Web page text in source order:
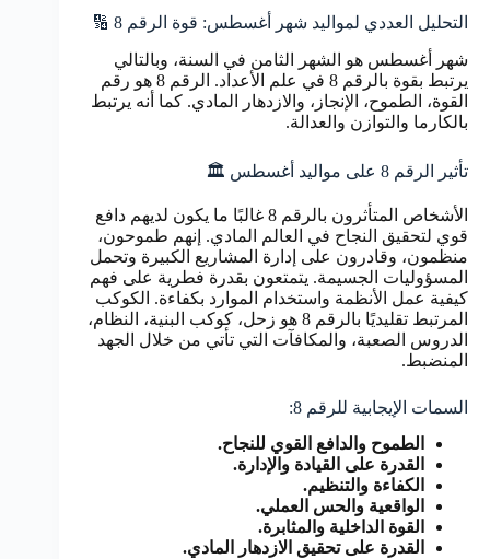
التحليل العددي لمواليد شهر أغسطس: قوة الرقم 8 🔢
شهر أغسطس هو الشهر الثامن في السنة، وبالتالي
يرتبط بقوة بالرقم 8 في علم الأعداد. الرقم 8 هو رقم
القوة، الطموح، الإنجاز، والازدهار المادي. كما أنه يرتبط
بالكارما والتوازن والعدالة.
تأثير الرقم 8 على مواليد أغسطس 🏛️
الأشخاص المتأثرون بالرقم 8 غالبًا ما يكون لديهم دافع
قوي لتحقيق النجاح في العالم المادي. إنهم طموحون،
منظمون، وقادرون على إدارة المشاريع الكبيرة وتحمل
المسؤوليات الجسيمة. يتمتعون بقدرة فطرية على فهم
كيفية عمل الأنظمة واستخدام الموارد بكفاءة. الكوكب
المرتبط تقليديًا بالرقم 8 هو زحل، كوكب البنية، النظام،
الدروس الصعبة، والمكافآت التي تأتي من خلال الجهد
المنضبط.
السمات الإيجابية للرقم 8:
الطموح والدافع القوي للنجاح.
القدرة على القيادة والإدارة.
الكفاءة والتنظيم.
الواقعية والحس العملي.
القوة الداخلية والمثابرة.
القدرة على تحقيق الازدهار المادي.